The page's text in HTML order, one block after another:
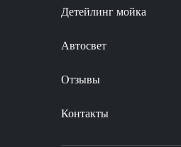
Детейлинг мойка
Автосвет
Отзывы
Контакты